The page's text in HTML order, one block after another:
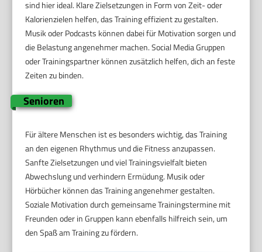
sind hier ideal. Klare Zielsetzungen in Form von Zeit- oder
Kalorienzielen helfen, das Training effizient zu gestalten.
Musik oder Podcasts können dabei für Motivation sorgen und
die Belastung angenehmer machen. Social Media Gruppen
oder Trainingspartner können zusätzlich helfen, dich an feste
Zeiten zu binden.
Senioren
Für ältere Menschen ist es besonders wichtig, das Training
an den eigenen Rhythmus und die Fitness anzupassen.
Sanfte Zielsetzungen und viel Trainingsvielfalt bieten
Abwechslung und verhindern Ermüdung. Musik oder
Hörbücher können das Training angenehmer gestalten.
Soziale Motivation durch gemeinsame Trainingstermine mit
Freunden oder in Gruppen kann ebenfalls hilfreich sein, um
den Spaß am Training zu fördern.